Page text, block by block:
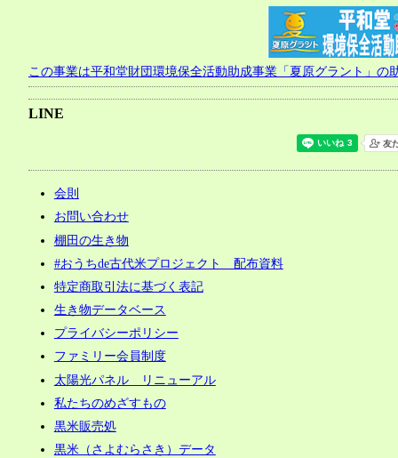
この事業は平和堂財団環境保全活動助成事業「夏原グラント」の
LINE
会則
お問い合わせ
棚田の生き物
#おうちde古代米プロジェクト 配布資料
特定商取引法に基づく表記
生き物データベース
プライバシーポリシー
ファミリー会員制度
太陽光パネル リニューアル
私たちのめざすもの
黒米販売処
黒米（さよむらさき）データ